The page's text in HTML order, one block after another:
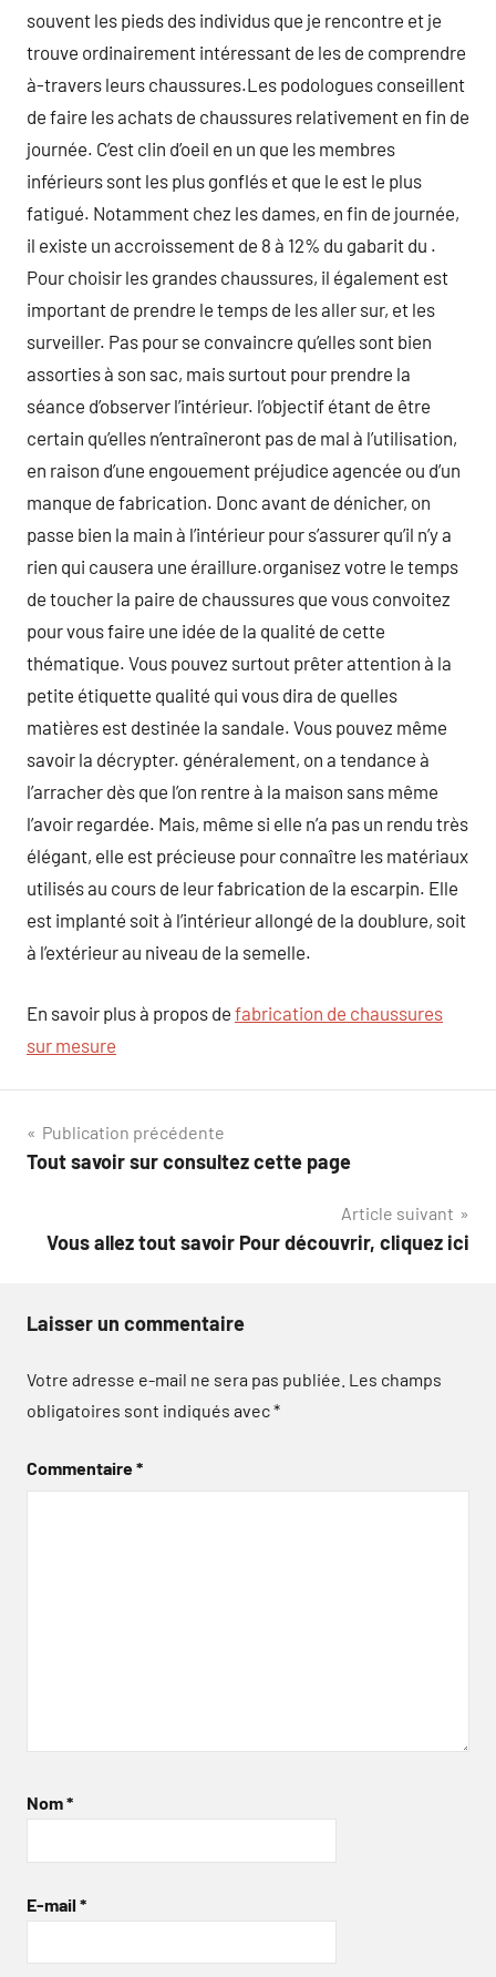
souvent les pieds des individus que je rencontre et je
trouve ordinairement intéressant de les de comprendre
à-travers leurs chaussures.Les podologues conseillent
de faire les achats de chaussures relativement en fin de
journée. C’est clin d’oeil en un que les membres
inférieurs sont les plus gonflés et que le est le plus
fatigué. Notamment chez les dames, en fin de journée,
il existe un accroissement de 8 à 12% du gabarit du .
Pour choisir les grandes chaussures, il également est
important de prendre le temps de les aller sur, et les
surveiller. Pas pour se convaincre qu’elles sont bien
assorties à son sac, mais surtout pour prendre la
séance d’observer l’intérieur. l’objectif étant de être
certain qu’elles n’entraîneront pas de mal à l’utilisation,
en raison d’une engouement préjudice agencée ou d’un
manque de fabrication. Donc avant de dénicher, on
passe bien la main à l’intérieur pour s’assurer qu’il n’y a
rien qui causera une éraillure.organisez votre le temps
de toucher la paire de chaussures que vous convoitez
pour vous faire une idée de la qualité de cette
thématique. Vous pouvez surtout prêter attention à la
petite étiquette qualité qui vous dira de quelles
matières est destinée la sandale. Vous pouvez même
savoir la décrypter. généralement, on a tendance à
l’arracher dès que l’on rentre à la maison sans même
l’avoir regardée. Mais, même si elle n’a pas un rendu très
élégant, elle est précieuse pour connaître les matériaux
utilisés au cours de leur fabrication de la escarpin. Elle
est implanté soit à l’intérieur allongé de la doublure, soit
à l’extérieur au niveau de la semelle.
En savoir plus à propos de fabrication de chaussures
sur mesure
Navigation
de
Publication précédente
Tout savoir sur consultez cette page
Article suivant
Vous allez tout savoir Pour découvrir, cliquez ici
Laisser un commentaire
Votre adresse e-mail ne sera pas publiée. Les champs
obligatoires sont indiqués avec*
Commentaire*
Nom*
E-mail *